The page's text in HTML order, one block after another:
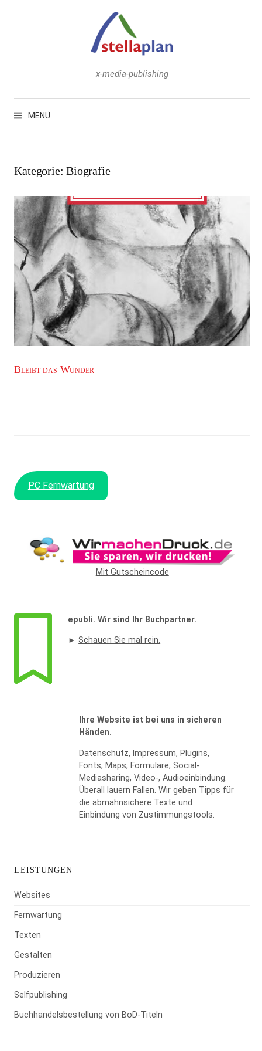
x-media-publishing
MENÜ
Suchen
Kategorie:Biografie
Bleibt das Wunder
PC Fernwartung
Mit Gutscheincode
epubli. Wir sind Ihr Buchpartner.
►Schauen Sie mal rein.
Ihre Website ist bei uns in sicheren
Händen.
Datenschutz, Impressum, Plugins,
Fonts, Maps, Formulare, Social-
Mediasharing, Video-, Audioeinbindung.
Überall lauern Fallen. Wir geben Tipps für
die abmahnsichere Texte und
Einbindung von Zustimmungstools.
LEISTUNGEN
Websites
Fernwartung
Texten
Gestalten
Produzieren
Selfpublishing
Buchhandelsbestellung von BoD-Titeln
Widerrufsformular